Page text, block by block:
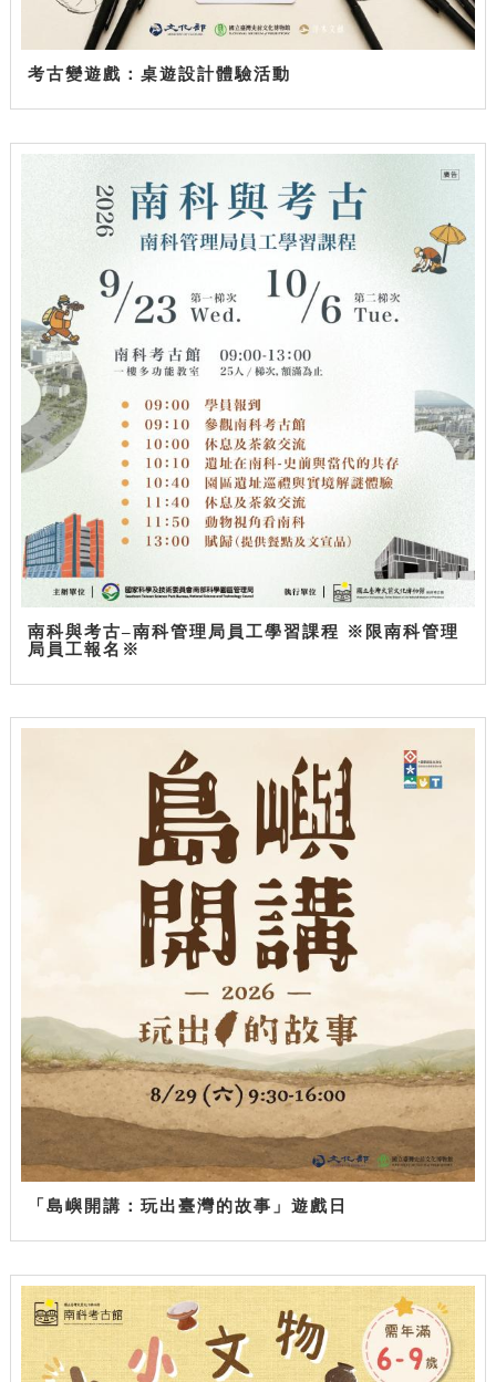
考古變遊戲：桌遊設計體驗活動
南科與考古–南科管理局員工學習課程 ※限南科管理
局員工報名※
「島嶼開講：玩出臺灣的故事」遊戲日